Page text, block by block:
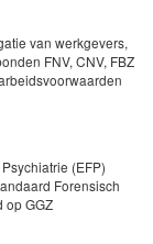
van werkgevers,
FNV, CNV, FBZ
(EFP)
Forensisch
op GGZ